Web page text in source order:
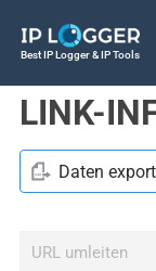
Best IP Logger & IP Tools
LINK-
Daten
URL umleiten